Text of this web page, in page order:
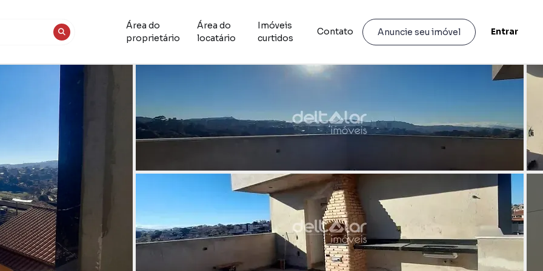
Área do
proprietário
Área do
locatário
Imóveis
curtidos
Contato Anuncie seu imóvel Entrar